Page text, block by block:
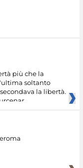
più che la
soltanto
la libertà.